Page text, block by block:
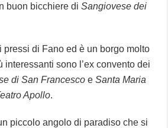
buon bicchiere diSangiovese dei
pressi di Fano ed è un borgo molto
interessanti sono l’ex convento dei
di San Francesco eSanta Maria
Apollo.
piccolo angolo di paradiso che si